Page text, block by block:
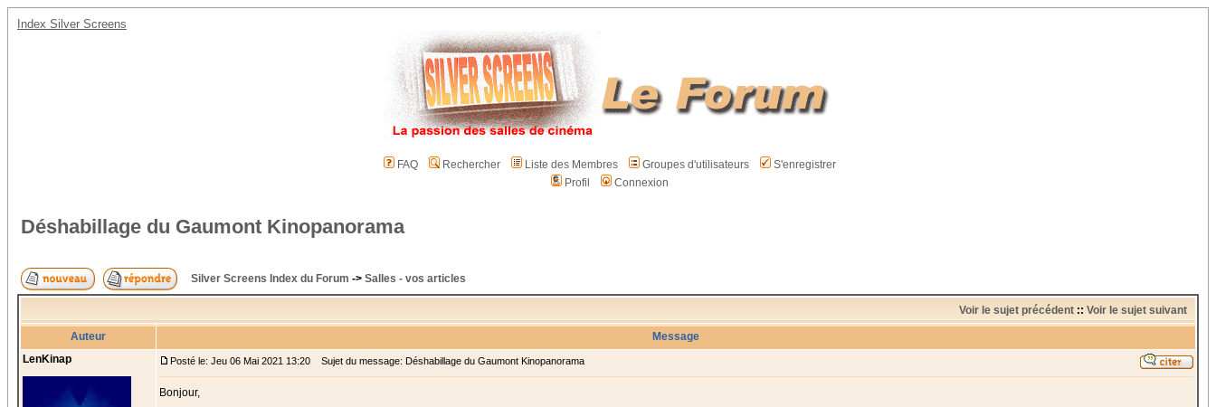
Index Silver Screens
FAQ Rechercher Liste des Membres Groupes d'utilisateurs
S'enregistrer
Profil
Connexion
Déshabillage du Gaumont Kinopanorama
Silver Screens Index du Forum -> Salles - vos articles
Voir le sujet précédent :: Voir le sujet suivant
Auteur
Message
LenKinap
Posté le: Jeu 06 Mai 2021 13:20 Sujet du message: Déshabillage du Gaumont Kinopanorama
Bonjour,